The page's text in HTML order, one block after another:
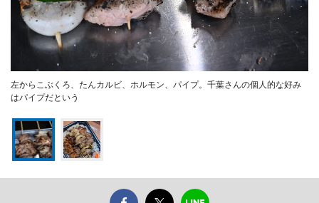
左からこぶくろ、たんカルビ、ホルモン、パイプ。千葉さんの個人的な好み
はパイプだという